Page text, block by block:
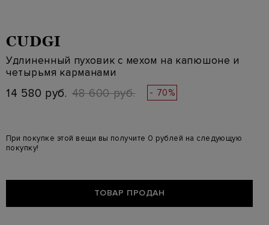
CUDGI
Удлиненный пуховик с мехом на капюшоне и
четырьмя карманами
14 580 руб. 48 600 руб. - 70%
При покупке этой вещи вы получите 0 рублей на следующую
покупку!
ТОВАР ПРОДАН